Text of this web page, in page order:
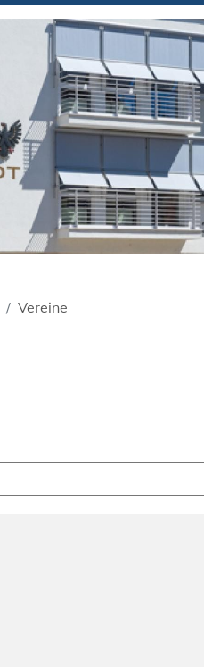
Vereine